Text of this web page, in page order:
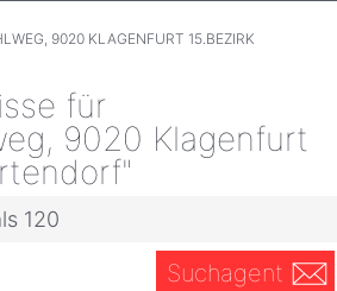
9020 KLAGENFURT 15.BEZIRK
für
9020 Klagenfurt
120
Suchagent